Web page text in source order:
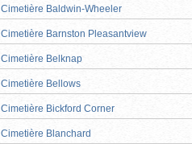
Cimetière Baldwin-Wheeler
Cimetière Barnston Pleasantview
Cimetière Belknap
Cimetière Bellows
Cimetière Bickford Corner
Cimetière Blanchard